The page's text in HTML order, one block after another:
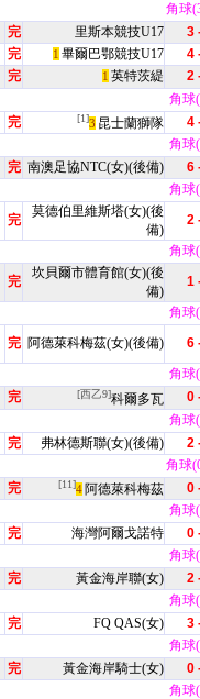
角球
完 里斯本競技U17
3
完 1 畢爾巴鄂競技U17
4
完 1 英特茨緹
2
角球
完 [1]3 昆士蘭獅隊
4
角球
完 南澳足協NTC(女)(後備)
6
角球
完
莫德伯里維斯塔(女)(後
備)
2
角球
完
坎貝爾市體育館(女)(後
備)
1
角球
完 阿德萊科梅茲(女)(後備)
6
角球
完 [西乙9]科爾多瓦
0
角球
完 弗林德斯聯(女)(後備)
2
角球
完 [11]4 阿德萊科梅茲
0
角球
完 海灣阿爾戈諾特
0
角球
完 黃金海岸聯(女)
2
角球
完 FQ QAS(女)
3
角球
完 黃金海岸騎士(女)
0
角球